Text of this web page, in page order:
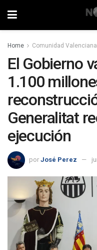
Home Comunidad Valenciana
El Gobierno
1.100
Generalitat
ejecución
por José Perez